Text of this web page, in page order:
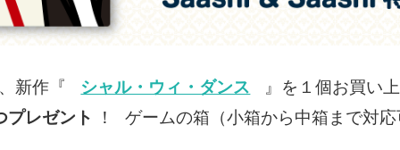
新作『 シャル・ウィ・ダンス
』を１個お買い
プレゼント
！
ゲームの箱（小箱から中箱まで対